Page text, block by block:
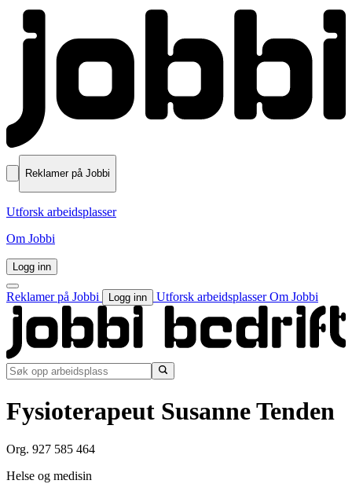
Reklamer på Jobbi
Utforsk arbeidsplasser
Om Jobbi
Logg inn
Reklamer på Jobbi Logg inn Utforsk arbeidsplasserOm Jobbi
Fysioterapeut Susanne Tenden
Org. 927 585 464
Helse og medisin